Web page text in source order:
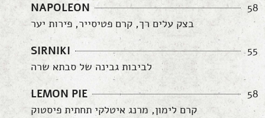
NAPOLEON
58
בצק עלים רך, קרם פטיסייר, פירות יער
SIRNIKI
55
לביבות גבינה של סבתא שרה
LEMON PIE
58
קרם לימון, מרנג איטלקי תחתית פיסטוק